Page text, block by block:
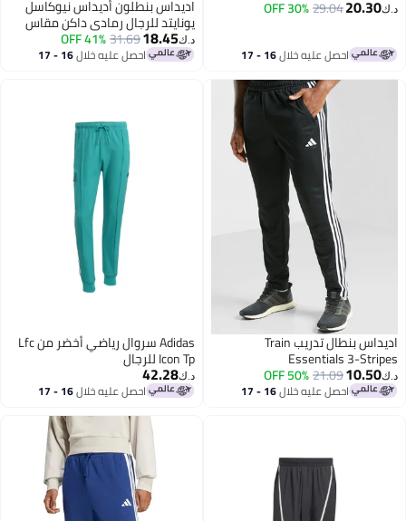
20.30
29.04
30% OFF
احصل عليه خلال 16 - 17
اديداس بنطلون أديداس نيوكاسل
يونايتد للرجال رمادي داكن مقاس
18.45
31.69
41% OFF
احصل عليه خلال 16 - 17
اديداس بنطال تدريب Train
Essentials 3-
10.50
21.09
50% OFF
احصل عليه خلال 16 - 17
Adidas سروال رياضي أخضر من Lfc
Icon Tp للرجال
42.28
احصل عليه خلال 16 - 17